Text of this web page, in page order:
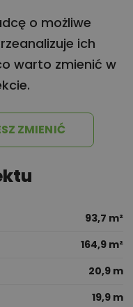
o możliwe
ich
warto zmienić w
ZMIENIĆ
93,7 m²
164,9 m²
20,9 m
19,9 m